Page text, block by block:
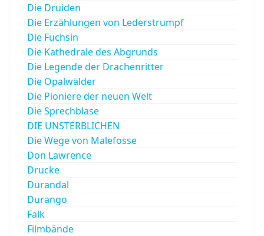
Die Druiden
Die Erzählungen von Lederstrumpf
Die Füchsin
Die Kathedrale des Abgrunds
Die Legende der Drachenritter
Die Opalwälder
Die Pioniere der neuen Welt
Die Sprechblase
DIE UNSTERBLICHEN
Die Wege von Malefosse
Don Lawrence
Drucke
Durandal
Durango
Falk
Filmbände